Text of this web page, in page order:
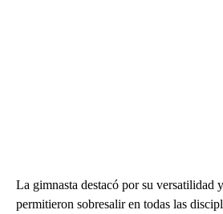
La gimnasta destacó por su versatilidad
permitieron sobresalir en todas las